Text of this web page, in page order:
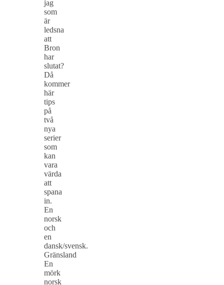
jag
som
är
ledsna
att
Bron
har
slutat?
Då
kommer
här
tips
på
två
nya
serier
som
kan
vara
värda
att
spana
in.
En
norsk
och
en
dansk/svensk.
Gränsland
En
mörk
norsk